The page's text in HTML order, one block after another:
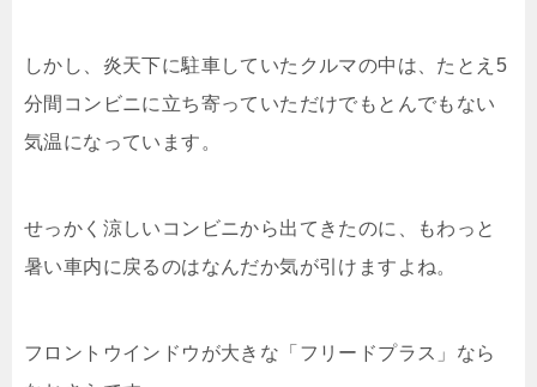
しかし、炎天下に駐車していたクルマの中は、たとえ5
分間コンビニに立ち寄っていただけでもとんでもない
気温になっています。
せっかく涼しいコンビニから出てきたのに、もわっと
暑い車内に戻るのはなんだか気が引けますよね。
フロントウインドウが大きな「フリードプラス」なら